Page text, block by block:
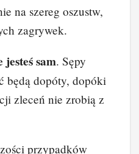
t
Li
n
k
na szereg oszustw,
zagrywek.
jesteś sam. Sępy
będą dopóty, dopóki
zleceń nie zrobią z
przypadków